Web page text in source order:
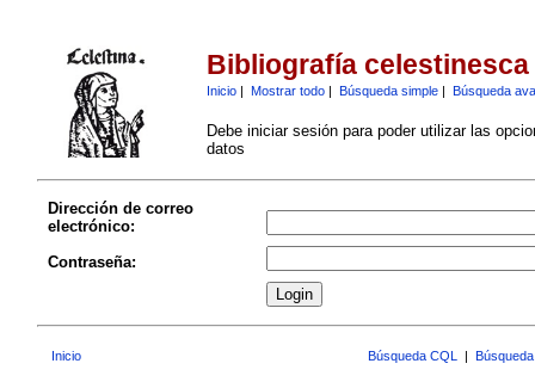
Bibliografía celestinesca
Inicio| Mostrar todo| Búsqueda simple| Búsqueda
Debe iniciar sesión para poder utilizar las
datos
Dirección de correo
electrónico:
Contraseña:
Inicio Búsqueda CQL |